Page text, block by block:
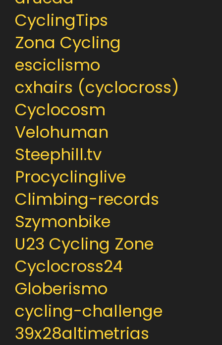
CyclingTips
Zona Cycling
esciclismo
cxhairs (cyclocross)
Cyclocosm
Velohuman
Steephill.tv
Procyclinglive
Climbing-records
Szymonbike
U23 Cycling Zone
Cyclocross24
Globerismo
cycling-challenge
39x28altimetrias